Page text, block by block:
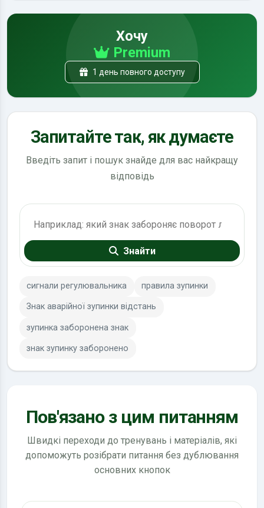
Хочу
Premium
1 день повного доступу
Запитайте так, як думаєте
Введіть запит і пошук знайде для вас найкращу
відповідь
Знайти
сигнали регулювальника правила зупинки
Знак аварійної зупинки відстань
зупинка заборонена знак
знак зупинку заборонено
Пов'язано з цим питанням
Швидкі переходи до тренувань і матеріалів, які
допоможуть розібрати питання без дублювання
основних кнопок